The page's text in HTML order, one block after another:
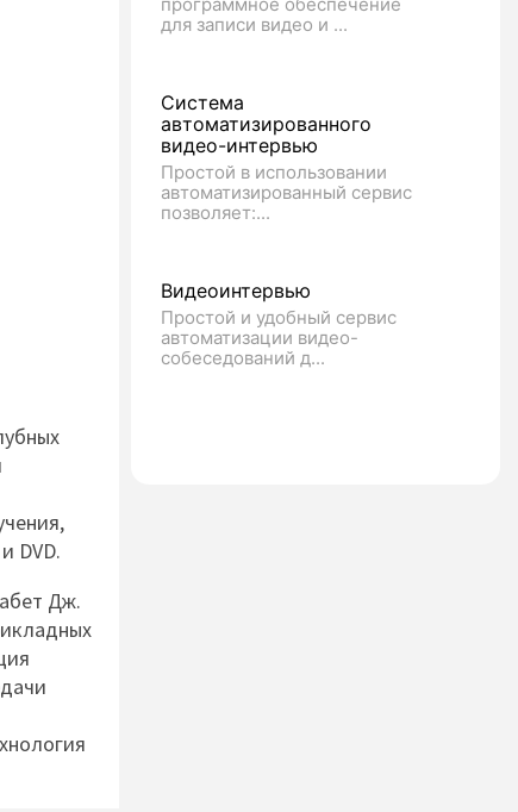
DVD.
Дж.
для записи видео и ...
Система
автоматизированного
видео-интервью
Простой в использовании
автоматизированный сервис
позволяет:...
Видеоинтервью
Простой и удобный сервис
автоматизации видео-
собеседований д...